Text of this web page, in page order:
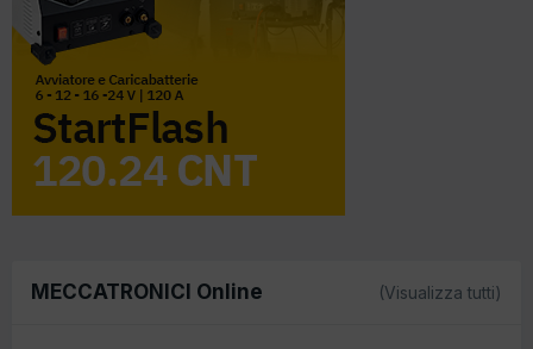
MECCATRONICI Online (Visualizza tutti)